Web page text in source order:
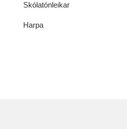
Skólatónleikar
Harpa